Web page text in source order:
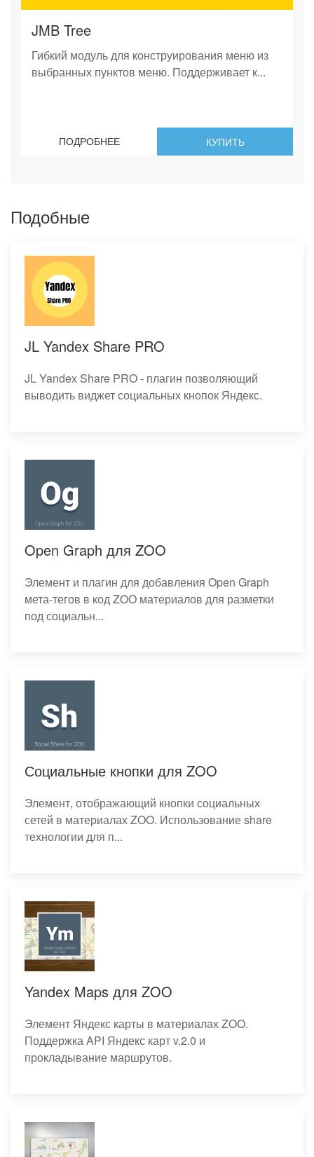
JMB Tree
Гибкий модуль для конструирования меню из
выбранных пунктов меню. Поддерживает к...
ПОДРОБНЕЕ КУПИТЬ
Подобные
JL Yandex Share PRO
JL Yandex Share PRO - плагин позволяющий
выводить виджет социальных кнопок Яндекс.
Open Graph для ZOO
Элемент и плагин для добавления Open Graph
мета-тегов в код ZOO материалов для разметки
под социальн...
Социальные кнопки для ZOO
Элемент, отображающий кнопки социальных
сетей в материалах ZOO. Использование share
технологии для п...
Yandex Maps для ZOO
Элемент Яндекс карты в материалах ZOO.
Поддержка API Яндекс карт v.2.0 и
прокладывание маршрутов.